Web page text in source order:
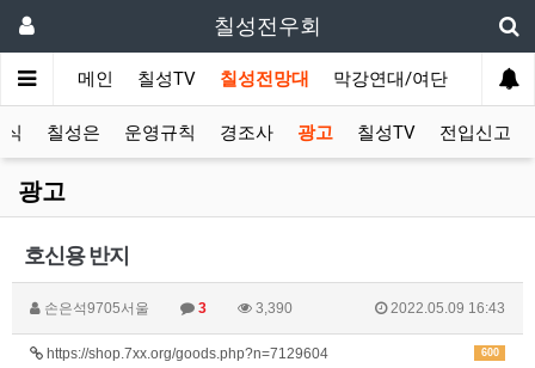
칠성전우회
메인 칠성TV 칠성전망대 막강연대/여단 사단
칠성은 운영규칙 경조사 광고 칠성TV 전입신고
광고
호신용 반지
손은석9705서울 3 3,390 2022.05.09 16:43
600
https://shop.7xx.org/goods.php?n=7129604